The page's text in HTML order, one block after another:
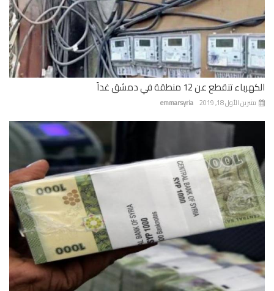
تنقطع عن 12 منطقة في دمشق غداً
emmarsyria الأول 18, 2019